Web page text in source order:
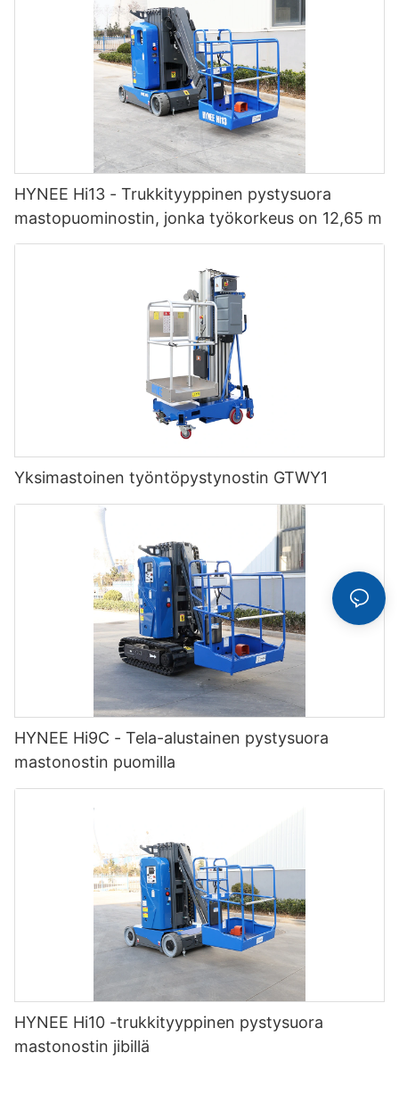
HYNEE Hi13 - Trukkityyppinen pystysuora
mastopuominostin, jonka työkorkeus on 12,65 m
Yksimastoinen työntöpystynostin GTWY1
HYNEE Hi9C - Tela-alustainen pystysuora
mastonostin puomilla
HYNEE Hi10 -trukkityyppinen pystysuora
mastonostin jibillä